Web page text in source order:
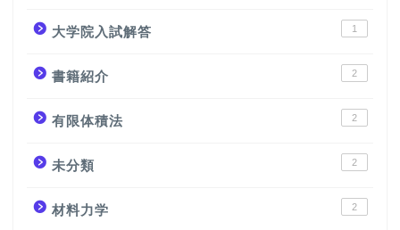
大学院入試解答 1
書籍紹介 2
有限体積法 2
未分類 2
材料力学 2